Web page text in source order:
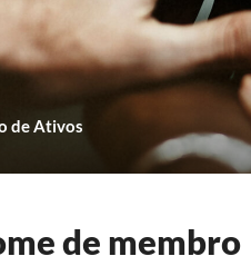
de Ativos
de membro